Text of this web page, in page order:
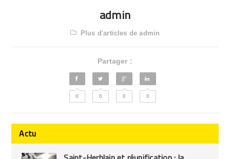
admin
Plus d'articles de admin
Partager :
0 0 0 0
Actu